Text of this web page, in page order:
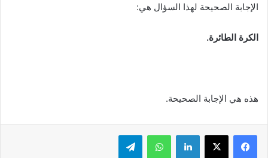
الإجابة الصحيحة لهذا السؤال هي:
الكرة الطائرة.
هذه هي الإجابة الصحيحة.
لينكدإن واتساب تيلقرام